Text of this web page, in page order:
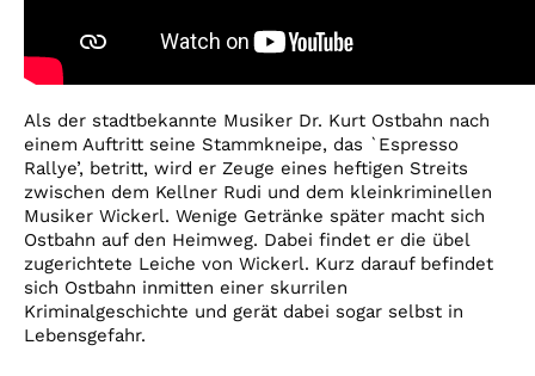
Als der stadtbekannte Musiker Dr. Kurt Ostbahn nach
einem Auftritt seine Stammkneipe, das `Espresso
Rallye’, betritt, wird er Zeuge eines heftigen Streits
zwischen dem Kellner Rudi und dem kleinkriminellen
Musiker Wickerl. Wenige Getränke später macht sich
Ostbahn auf den Heimweg. Dabei findet er die übel
zugerichtete Leiche von Wickerl. Kurz darauf befindet
sich Ostbahn inmitten einer skurrilen
Kriminalgeschichte und gerät dabei sogar selbst in
Lebensgefahr.